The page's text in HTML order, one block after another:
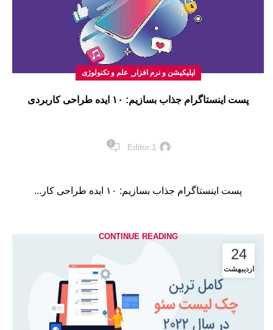
اپلیکیشن و نرم افزار ,علم و تکنولوژی
پست اینستاگرام جذاب بسازیم: ۱۰ ایده طراحی کاربردی
Editor.1
0
پست اینستاگرام جذاب بسازیم: ۱۰ ایده طراحی کار...
CONTINUE READING
24
اردیبهشت